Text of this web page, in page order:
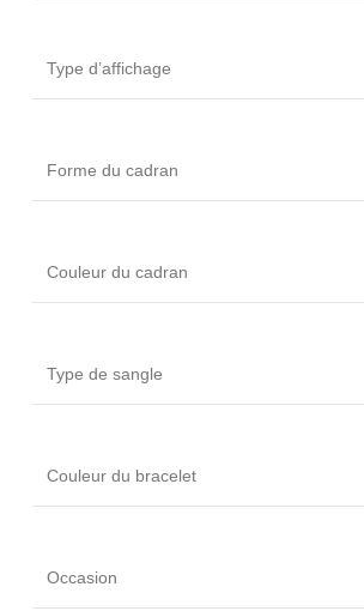
Type d’affichage
Forme du cadran
Couleur du cadran
Type de sangle
Couleur du bracelet
Occasion